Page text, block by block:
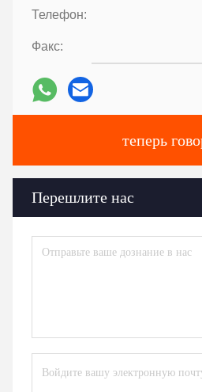
Телефон:
Факс:
теперь
Перешлите нас